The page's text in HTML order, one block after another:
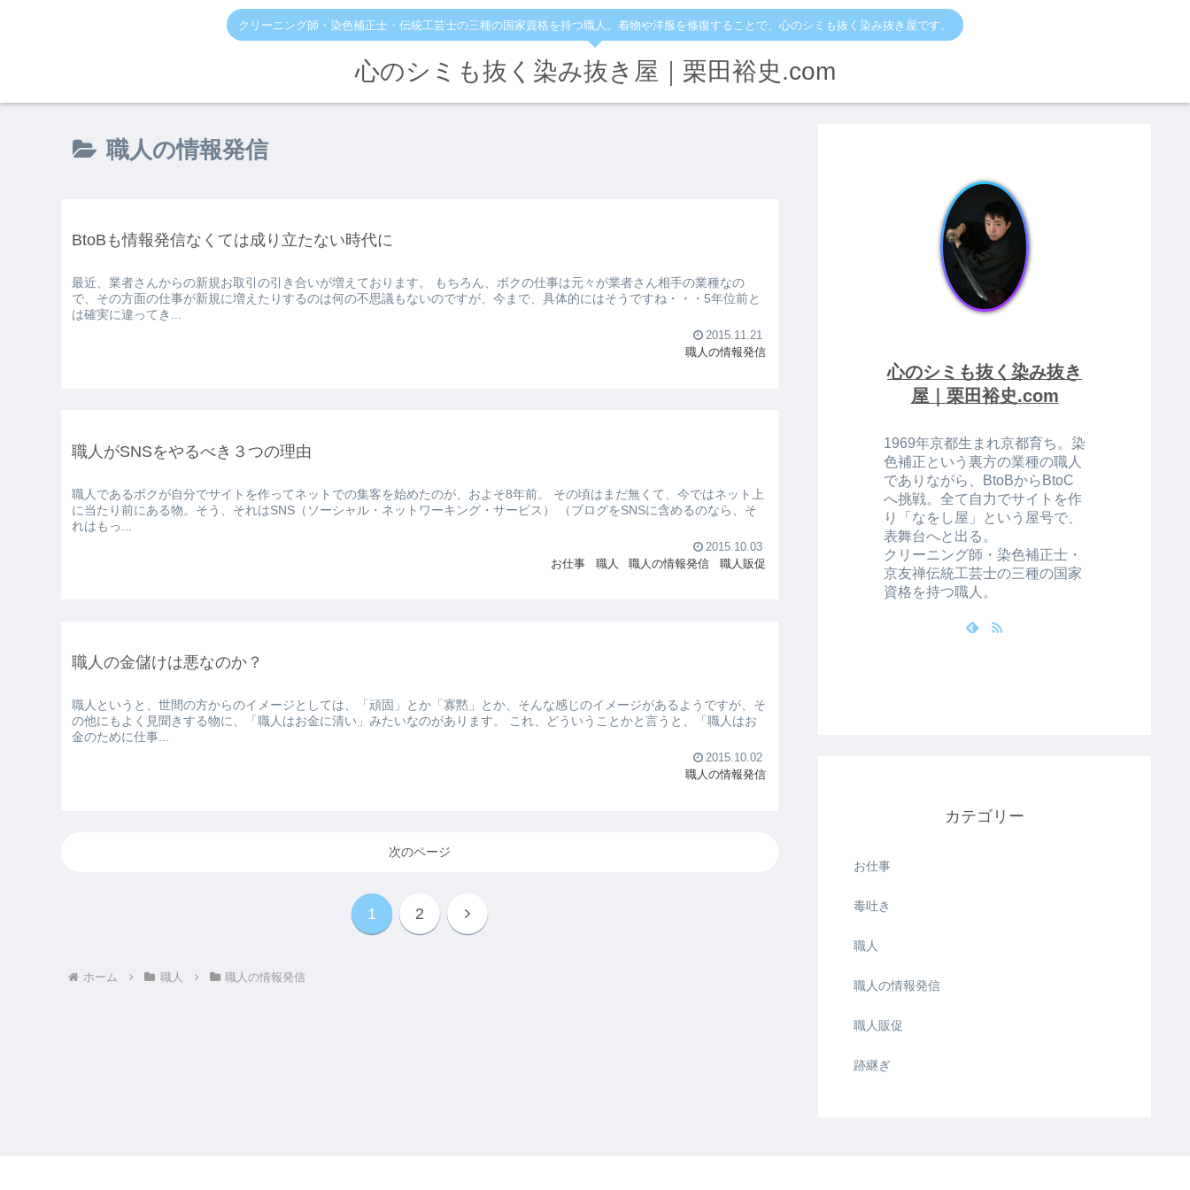
クリーニング師・染色補正士・伝統工芸士の三種の国家資格を持つ職人。着物や洋服を修復することで、心のシミも抜く染み抜き屋です。
心のシミも抜く染み抜き屋｜栗田裕史.com
職人の情報発信
BtoBも情報発信なくては成り立たない時代に
最近、業者さんからの新規お取引の引き合いが増えております。 もちろん、ボクの仕事は元々が業者さん相手の業種なの
で、その方面の仕事が新規に増えたりするのは何の不思議もないのですが、今まで、具体的にはそうですね・・・5年位前と
は確実に違ってき...
2015.11.21
職人の情報発信
職人がSNSをやるべき３つの理由
職人であるボクが自分でサイトを作ってネットでの集客を始めたのが、およそ8年前。 その頃はまだ無くて、今ではネット上
に当たり前にある物。そう、それはSNS（ソーシャル・ネットワーキング・サービス） （ブログをSNSに含めるのなら、そ
れはもっ...
2015.10.03
お仕事
職人 職人の情報発信 職人販促
職人の金儲けは悪なのか？
職人というと、世間の方からのイメージとしては、「頑固」とか「寡黙」とか、そんな感じのイメージがあるようですが、そ
の他にもよく見聞きする物に、「職人はお金に清い」みたいなのがあります。 これ、どういうことかと言うと、「職人はお
金のために仕事...
2015.10.02
職人の情報発信
次のページ
1 2
ホーム 職人 職人の情報発信
心のシミも抜く染み抜き
屋｜栗田裕史.com
1969年京都生まれ京都育ち。染
色補正という裏方の業種の職人
でありながら、BtoBからBtoC
へ挑戦。全て自力でサイトを作
り「なをし屋」という屋号で、
表舞台へと出る。
クリーニング師・染色補正士・
京友禅伝統工芸士の三種の国家
資格を持つ職人。
カテゴリー
お仕事
毒吐き
職人
職人の情報発信
職人販促
跡継ぎ